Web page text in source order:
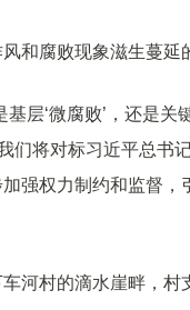
和腐败现象滋生蔓延
层‘微腐败’，还是
们将对标习近平总
强权力制约和监督
河村的滴水崖畔，村